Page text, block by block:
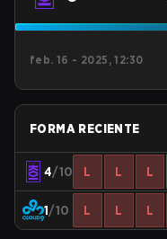
feb. 16 - 2025, 12:30
FORMA RECIENTE
4/10 L L L
1/10 L L L